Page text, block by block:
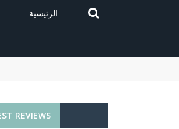
الرئيسية
REVIEWS